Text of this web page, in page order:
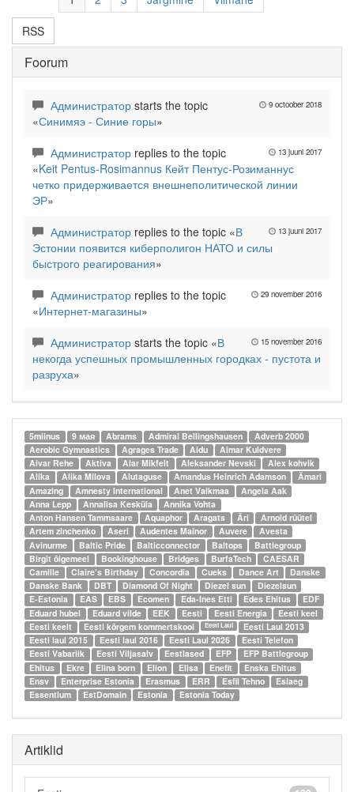
RSS
Foorum
9 octoober 2018
Администратор starts the topic
«Синимяэ - Синие горы»
13 juuni 2017
Администратор replies to the topic
«Keit Pentus-Rosimannus Кейт Пентус-Розиманнус
четко придерживается внешнеполитической линии
ЭР»
13 juuni 2017
Администратор replies to the topic «В
Эстонии появится киберполигон НАТО и силы
быстрого реагирования»
29 november 2016
Администратор replies to the topic
«Интернет-магазины»
15 november 2016
Администратор starts the topic «В
некогда успешных промышленных городках - пустота и
разруха»
5miinus 9 мая Abrams Admiral Bellingshausen
Adverb 2000
Aerobic Gymnastics
Agrages Trade Aidu
Aimar Kuldvere
Aivar Rehe
Aktiva Alar Mikfelt Aleksander Nevski
Alex kohvik
Alika
Alika Milova Alutaguse Amandus Heinrich Adamson
Ämari
Amazing
Amnesty International Anet Vaikmaa
Angela Aak
Anna Lepp
Annalisa Kesküla
Annika Vohta
Anton Hansen Tammsaare
Aquaphor Aragats Äri
Arnold rüütel
Artem zinchenko
Aseri Audentes Mainor Auvere
Avesta
Avinurme
Baltic Pride Balticconnector Baltops
Battlegroup
Birgit õigemeel
Bookinghouse Bridges BurfaTech
CAESAR
Camille
Claire’s Birthday Concordia Cueks Dance Art
Danske
Danske Bank
DBT Diamond Of Night Diezel sun
Diezelsun
E-Estonia
EAS EBS Ecomen Eda-Ines Etti Edes Ehitus
EDF
Eduard hubel
Eduard vilde EEK Eesti Eesti Energia
Eesti keel
Eesti keelt
Eesti kõrgem kommertskool Eesti Laul
Eesti Laul 2013
Eesti laul 2015
Eesti laul 2016 Eesti Laul 2026
Eesti Telefon
Eesti Vabariik
Eesti Viljasalv Eestlased EFP
EFP Battlegroup
Ehitus
Ekre Elina born Elion Elisa Enefit
Enska Ehitus
Ensv
Enterprise Estonia Erasmus ERR Esfil Tehno
Esiaeg
Essentium
EstDomain Estonia Estonia Today
Artiklid